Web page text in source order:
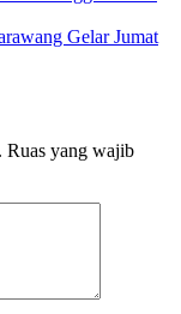
Gelar Jumat
Ruas yang wajib